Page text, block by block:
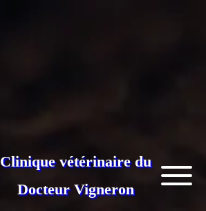
Clinique vétérinaire du
Docteur Vigneron